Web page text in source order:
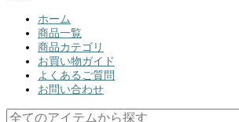
ホーム
商品一覧
商品カテゴリ
お買い物ガイド
よくあるご質問
お問い合わせ